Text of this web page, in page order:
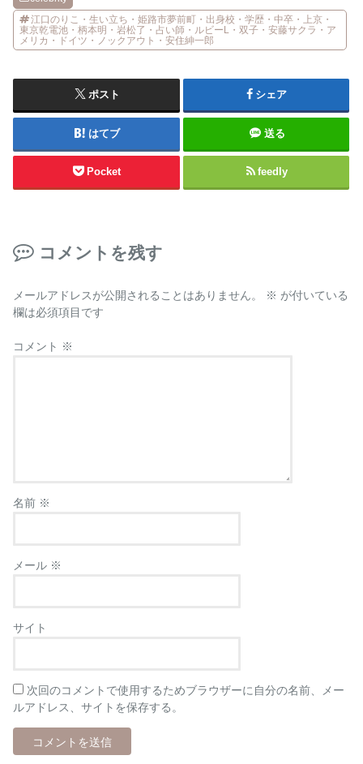
江口のりこ・生い立ち・姫路市夢前町・出身校・学歴・中卒・上京・
東京乾電池・柄本明・岩松了・占い師・ルビーL・双子・安藤サクラ・ア
メリカ・ドイツ・ノックアウト・安住紳一郎
ポスト シェア
はてブ 送る
Pocket feedly
コメントを残す
メールアドレスが公開されることはありません。 ※ が付いている
欄は必須項目です
コメント ※
名前 ※
メール ※
サイト
次回のコメントで使用するためブラウザーに自分の名前、メー
ルアドレス、サイトを保存する。